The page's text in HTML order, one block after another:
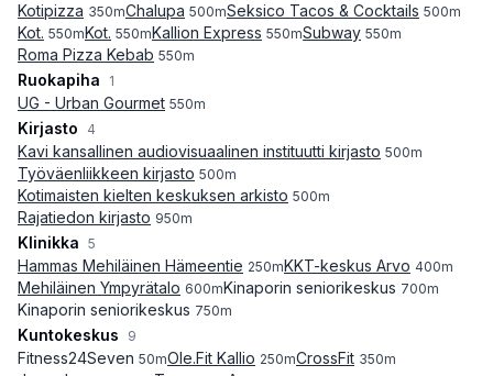
Kotipizza 350mChalupa 500mSeksico Tacos & Cocktails 500m
Kot. 550mKot. 550mKallion Express 550mSubway 550m
Roma Pizza Kebab 550m
Ruokapiha 1
UG - Urban Gourmet 550m
Kirjasto 4
Kavi kansallinen audiovisuaalinen instituutti kirjasto 500m
Työväenliikkeen kirjasto 500m
Kotimaisten kielten keskuksen arkisto 500m
Rajatiedon kirjasto 950m
Klinikka 5
Hammas Mehiläinen Hämeentie 250mKKT-keskus Arvo 400m
Mehiläinen Ympyrätalo 600mKinaporin seniorikeskus 700m
Kinaporin seniorikeskus 750m
Kuntokeskus 9
Fitness24Seven 50mOle.Fit Kallio 250mCrossFit 350m